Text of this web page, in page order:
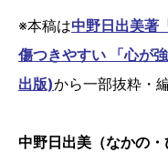
※本稿は中野日出美著
傷つきやすい 「心が
出版)から一部抜粋・
中野日出美（なかの・